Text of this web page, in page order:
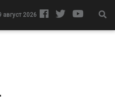
август 2026